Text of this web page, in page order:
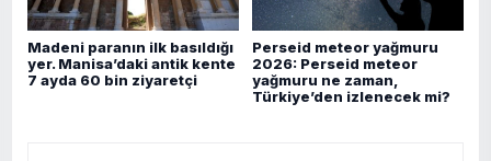
Madeni paranın ilk basıldığı
yer. Manisa’daki antik kente
7 ayda 60 bin ziyaretçi
Perseid meteor yağmuru
2026: Perseid meteor
yağmuru ne zaman,
Türkiye’den izlenecek mi?